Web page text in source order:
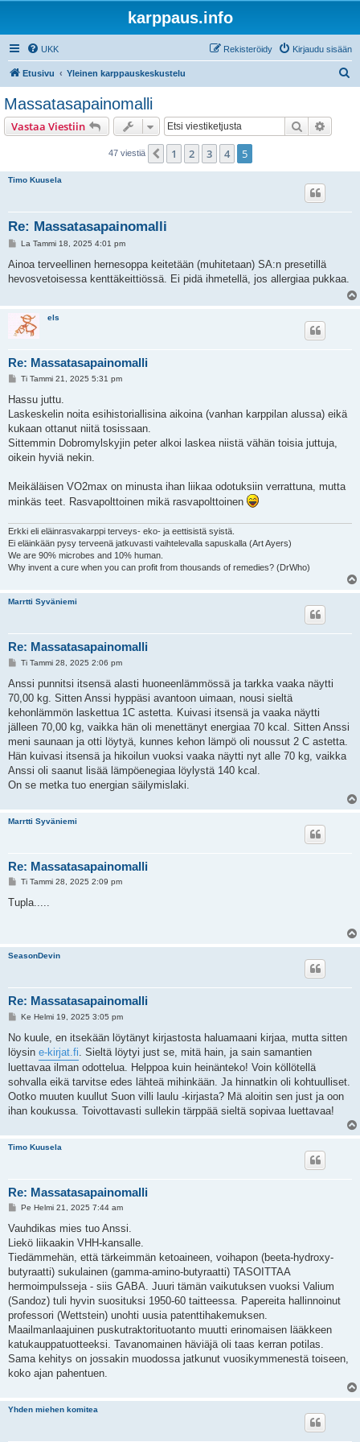
karppaus.info
UKK Kirjaudu sisään
Rekisteröidy
Etusivu Yleinen karppauskeskustelu
Massatasapainomalli
Vastaa Viestiin Etsi
47 viestiä Edellinen
1 2 3 4 5
Timo Kuusela
Re: Massatasapainomalli
V
e
t
La Tammi 18, 2025 4:01 pm
Ainoa terveellinen hernesoppa keitetään (muhitetaan) SA:n presetillä
hevosvetoisessa kenttäkeittiössä. Ei pidä ihmetellä, jos allergiaa pukkaa.
els
Re: Massatasapainomalli
V
e
t
i
Ti Tammi 21, 2025 5:31 pm
Hassu juttu.
Laskeskelin noita esihistoriallisina aikoina (vanhan karppilan alussa) eikä
kukaan ottanut niitä tosissaan.
Sittemmin Dobromylskyjin peter alkoi laskea niistä vähän toisia juttuja,
oikein hyviä nekin.
Meikäläisen VO2max on minusta ihan liikaa odotuksiin verrattuna, mutta
minkäs teet. Rasvapolttoinen mikä rasvapolttoinen
Erkki eli eläinrasvakarppi terveys- eko- ja eettisistä syistä.
Ei eläinkään pysy terveenä jatkuvasti vaihtelevalla sapuskalla (Art Ayers)
We are 90% microbes and 10% human.
Why invent a cure when you can profit from thousands of remedies? (DrWho)
Marrtti Syväniemi
Re: Massatasapainomalli
V
e
t
i
Ti Tammi 28, 2025 2:06 pm
Anssi punnitsi itsensä alasti huoneenlämmössä ja tarkka vaaka näytti
70,00 kg. Sitten Anssi hyppäsi avantoon uimaan, nousi sieltä
kehonlämmön laskettua 1C astetta. Kuivasi itsensä ja vaaka näytti
jälleen 70,00 kg, vaikka hän oli menettänyt energiaa 70 kcal. Sitten Anssi
meni saunaan ja otti löytyä, kunnes kehon lämpö oli noussut 2 C astetta.
Hän kuivasi itsensä ja hikoilun vuoksi vaaka näytti nyt alle 70 kg, vaikka
Anssi oli saanut lisää lämpöenegiaa löylystä 140 kcal.
On se metka tuo energian säilymislaki.
Marrtti Syväniemi
Re: Massatasapainomalli
V
e
s
Ti Tammi 28, 2025 2:09 pm
Tupla.....
SeasonDevin
Re: Massatasapainomalli
V
e
t
i
Ke Helmi 19, 2025 3:05 pm
No kuule, en itsekään löytänyt kirjastosta haluamaani kirjaa, mutta sitten
löysin e-kirjat.fi . Sieltä löytyi just se, mitä hain, ja sain samantien
luettavaa ilman odottelua. Helppoa kuin heinänteko! Voin köllötellä
sohvalla eikä tarvitse edes lähteä mihinkään. Ja hinnatkin oli kohtuulliset.
Ootko muuten kuullut Suon villi laulu -kirjasta? Mä aloitin sen just ja oon
ihan koukussa. Toivottavasti sullekin tärppää sieltä sopivaa luettavaa!
Timo Kuusela
Re: Massatasapainomalli
V
e
t
i
Pe Helmi 21, 2025 7:44 am
Vauhdikas mies tuo Anssi.
Liekö liikaakin VHH-kansalle.
Tiedämmehän, että tärkeimmän ketoaineen, voihapon (beeta-hydroxy-
butyraatti) sukulainen (gamma-amino-butyraatti) TASOITTAA
hermoimpulsseja - siis GABA. Juuri tämän vaikutuksen vuoksi Valium
(Sandoz) tuli hyvin suosituksi 1950-60 taitteessa. Papereita hallinnoinut
professori (Wettstein) unohti uusia patenttihakemuksen.
Maailmanlaajuinen puskutraktorituotanto muutti erinomaisen lääkkeen
katukauppatuotteeksi. Tavanomainen häviäjä oli taas kerran potilas.
Sama kehitys on jossakin muodossa jatkunut vuosikymmenestä toiseen,
koko ajan pahentuen.
Yhden miehen komitea